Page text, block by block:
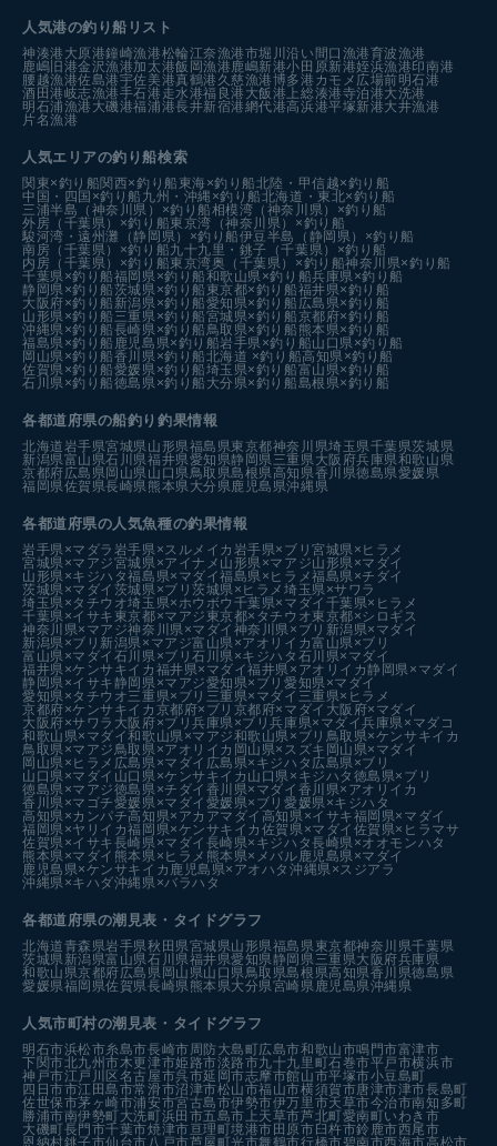
人気港の釣り船リスト
神湊港 大原港鐘崎漁港松輪江奈漁港市堀川沿い 間口漁港育波漁港
鹿嶋旧港金沢漁港加太港飯岡漁港鹿嶋新港小田原新港姪浜漁港印南港
腰越漁港佐島港宇佐美港真鶴港 久慈漁港博多港カモメ広場前明石港
酒田港岐志漁港手石港 走水港福良港 大飯港 上総湊港寺泊港大洗港
明石浦漁港 大磯港福浦港長井新宿港網代港高浜港平塚新港大井漁港
片名漁港
人気エリアの釣り船検索
関東×釣り船関西×釣り船 東海×釣り船北陸・甲信越×釣り船
中国・四国×釣り船 九州・沖縄×釣り船北海道・東北×釣り船
三浦半島（神奈川県）×釣り船相模湾（神奈川県）×釣り船
外房（千葉県）×釣り船東京湾（神奈川県）×釣り船
駿河湾・遠州灘（静岡県）×釣り船伊豆半島（静岡県）×釣り船
南房（千葉県）×釣り船九十九里・銚子（千葉県）×釣り船
内房（千葉県）×釣り船東京湾奥（千葉県）×釣り船神奈川県×釣り船
千葉県×釣り船福岡県×釣り船和歌山県×釣り船兵庫県×釣り船
静岡県×釣り船茨城県×釣り船 東京都×釣り船福井県×釣り船
大阪府×釣り船 新潟県×釣り船愛知県×釣り船 広島県×釣り船
山形県×釣り船 三重県×釣り船宮城県×釣り船京都府×釣り船
沖縄県×釣り船長崎県×釣り船鳥取県×釣り船 熊本県×釣り船
福島県×釣り船 鹿児島県×釣り船岩手県×釣り船山口県×釣り船
岡山県×釣り船香川県×釣り船北海道 ×釣り船高知県×釣り船
佐賀県×釣り船愛媛県×釣り船埼玉県×釣り船富山県×釣り船
石川県×釣り船徳島県×釣り船 大分県×釣り船島根県×釣り船
各都道府県の船釣り釣果情報
北海道岩手県宮城県山形県福島県東京都神奈川県埼玉県千葉県茨城県
新潟県富山県石川県福井県愛知県静岡県三重県大阪府兵庫県和歌山県
京都府広島県岡山県山口県鳥取県島根県高知県香川県徳島県愛媛県
福岡県佐賀県長崎県熊本県大分県鹿児島県沖縄県
各都道府県の人気魚種の釣果情報
岩手県×マダラ 岩手県×スルメイカ 岩手県×ブリ宮城県×ヒラメ
宮城県×マアジ宮城県×アイナメ 山形県×マアジ山形県×マダイ
山形県×キジハタ福島県×マダイ福島県×ヒラメ福島県×チダイ
茨城県×マダイ 茨城県×ブリ茨城県×ヒラメ埼玉県×サワラ
埼玉県×タチウオ埼玉県×ホウボウ 千葉県×マダイ 千葉県×ヒラメ
千葉県×イサキ 東京都×マアジ 東京都×タチウオ東京都×シロギス
神奈川県×マアジ神奈川県×マダイ 神奈川県×ブリ 新潟県×マダイ
新潟県×ブリ 新潟県×マアジ富山県×アオリイカ富山県×ブリ
富山県×マダイ 石川県×ブリ石川県×キジハタ 石川県×マダイ
福井県×ケンサキイカ 福井県×マダイ福井県×アオリイカ 静岡県×マダイ
静岡県×イサキ 静岡県×マアジ愛知県×ブリ愛知県×マダイ
愛知県×タチウオ三重県×ブリ 三重県×マダイ 三重県×ヒラメ
京都府×ケンサキイカ 京都府×ブリ 京都府×マダイ 大阪府×マダイ
大阪府×サワラ 大阪府×ブリ兵庫県×ブリ兵庫県×マダイ兵庫県×マダコ
和歌山県×マダイ和歌山県×マアジ和歌山県×ブリ 鳥取県×ケンサキイカ
鳥取県×マアジ鳥取県×アオリイカ 岡山県×スズキ 岡山県×マダイ
岡山県×ヒラメ 広島県×マダイ 広島県×キジハタ 広島県×ブリ
山口県×マダイ 山口県×ケンサキイカ 山口県×キジハタ 徳島県×ブリ
徳島県×マアジ徳島県×チダイ 香川県×マダイ 香川県×アオリイカ
香川県×マゴチ愛媛県×マダイ 愛媛県×ブリ愛媛県×キジハタ
高知県×カンパチ高知県×アカアマダイ 高知県×イサキ福岡県×マダイ
福岡県×ヤリイカ福岡県×ケンサキイカ 佐賀県×マダイ 佐賀県×ヒラマサ
佐賀県×イサキ長崎県×マダイ 長崎県×キジハタ長崎県×オオモンハタ
熊本県×マダイ 熊本県×ヒラメ 熊本県×メバル鹿児島県×マダイ
鹿児島県×ケンサキイカ 鹿児島県×アオハタ沖縄県×スジアラ
沖縄県×キハダ沖縄県×バラハタ
各都道府県の潮見表 ・タイドグラフ
北海道青森県岩手県秋田県宮城県山形県福島県東京都神奈川県千葉県
茨城県新潟県富山県石川県福井県愛知県静岡県三重県大阪府兵庫県
和歌山県京都府広島県 岡山県山口県鳥取県島根県高知県香川県徳島県
愛媛県福岡県佐賀県長崎県熊本県大分県宮崎県鹿児島県沖縄県
人気市町村の潮見表・タイドグラフ
明石市浜松市糸島市長崎市周防大島町広島市和歌山市鳴門市富津市
下関市北九州市木更津市姫路市淡路市九十九里町石巻市平戸市横浜市
神戸市江戸川区 名古屋市呉市延岡市志摩市館山市平塚市小豆島町
四日市市江田島市常滑市沼津市松山市福山市横須賀市唐津市津市長島町
佐世保市茅ヶ崎市浦安市宮古島市伊勢市伊万里市天草市今治市南知多町
勝浦市南伊勢町大洗町浜田市五島市 上天草市芦北町愛南町いわき市
大磯町長門市千葉市焼津市亘理町境港市 田原市 臼杵市鈴鹿市西尾市